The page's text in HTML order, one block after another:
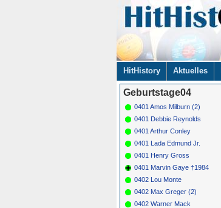
Navigation
überspringen
HitHistory Aktuelles
Geburtstage04
0401 Amos Milburn (2)
0401 Debbie Reynolds
0401 Arthur Conley
0401 Lada Edmund Jr.
0401 Henry Gross
0401 Marvin Gaye †1984
0402 Lou Monte
0402 Max Greger (2)
0402 Warner Mack